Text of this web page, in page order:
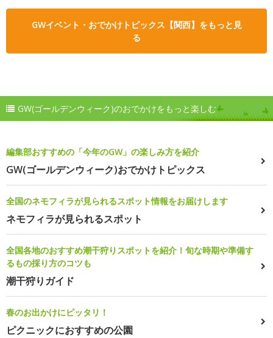
GWイベント・おでかけトピックス【関西】をもっと見
る
GW(ゴールデンウィーク)のおでかけをもっと楽しむ
編集部おすすめの「今年のGW」の楽しみ方を紹介
GW(ゴールデンウィーク)おでかけトピックス
全国のネモフィラが見られるスポット情報をお届けします
ネモフィラが見られるスポット
全国各地のおすすめ潮干狩りスポットを紹介！旬な時期や準備す
るもの採り方のコツも
潮干狩りガイド
春のお出かけにピッタリ！
ピクニックにおすすめの公園